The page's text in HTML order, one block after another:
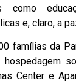
e, claro, a
famílias da
hospedagem
Center e